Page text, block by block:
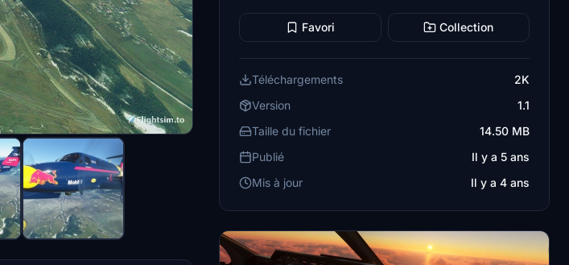
Favori Collection
Téléchargements
2K
Version
1.1
Taille du fichier
14.50 MB
Publié
Il y a 5 ans
Mis à jour
Il y a 4 ans